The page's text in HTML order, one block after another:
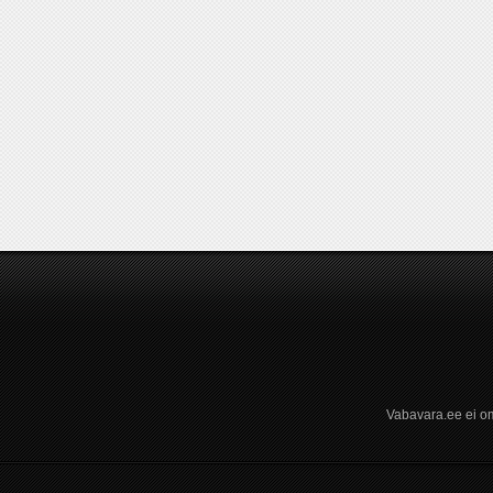
Vabavara.ee ei